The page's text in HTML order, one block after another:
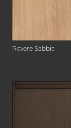
Rovere Sabbia